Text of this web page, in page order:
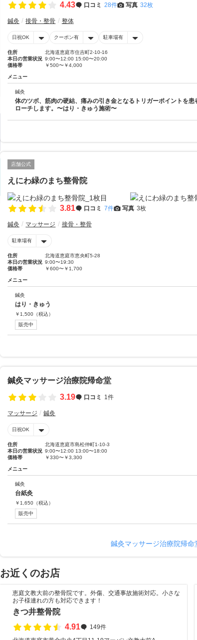
4.43 口コミ 28件 写真 32枚
鍼灸 接骨・整骨 整体
日祝OK クーポン有 駐車場有
住所
北海道恵庭市住吉町2-10-16
本日の営業状況 9:00〜12:00 15:00〜20:00
価格帯
￥500〜￥4,000
メニュー
鍼灸
体のツボ、筋肉の硬結、痛みの引き金となるトリガーポイントを
ローチします。〜はり・きゅう施術〜
店舗公式
えにわ緑のまち整骨院
3.81 口コミ 7件 写真 3枚
鍼灸 マッサージ 接骨・整骨
駐車場有
住所
北海道恵庭市恵央町5-28
本日の営業状況 9:00〜19:30
価格帯
￥600〜￥1,700
メニュー
鍼灸
はり・きゅう
￥ 1,500 （税込）
販売中
鍼灸マッサージ治療院帰命堂
3.19
口コミ 1件
マッサージ 鍼灸
日祝OK
住所
北海道恵庭市島松仲町1-10-3
本日の営業状況 9:00〜12:00 13:00〜18:00
価格帯
￥330〜￥3,300
メニュー
鍼灸
台紙灸
￥ 1,650 （税込）
販売中
鍼灸マッサージ治療院帰命
お近くのお店
恵庭文教大前の整骨院です。外傷、交通事故施術対応。小さな
お子様連れの方も対応できます！
きつ井整骨院
4.91
149件